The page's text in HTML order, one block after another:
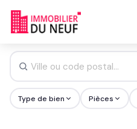
Type de bien Pièces